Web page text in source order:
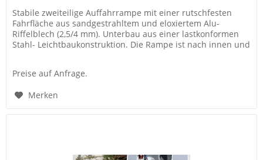
Stabile zweiteilige Auffahrrampe mit einer rutschfesten
Fahrfläche aus sandgestrahltem und eloxiertem Alu-
Riffelblech (2,5/4 mm). Unterbau aus einer lastkonformen
Stahl- Leichtbaukonstruktion. Die Rampe ist nach innen und
Preise auf Anfrage.
Merken